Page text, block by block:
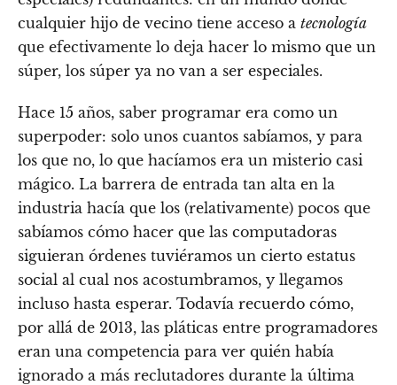
cualquier hijo de vecino tiene acceso a tecnología
que efectivamente lo deja hacer lo mismo que un
súper, los súper ya no van a ser especiales.
Hace 15 años, saber programar era como un
superpoder: solo unos cuantos sabíamos, y para
los que no, lo que hacíamos era un misterio casi
mágico. La barrera de entrada tan alta en la
industria hacía que los (relativamente) pocos que
sabíamos cómo hacer que las computadoras
siguieran órdenes tuviéramos un cierto estatus
social al cual nos acostumbramos, y llegamos
incluso hasta esperar. Todavía recuerdo cómo,
por allá de 2013, las pláticas entre programadores
eran una competencia para ver quién había
ignorado a más reclutadores durante la última